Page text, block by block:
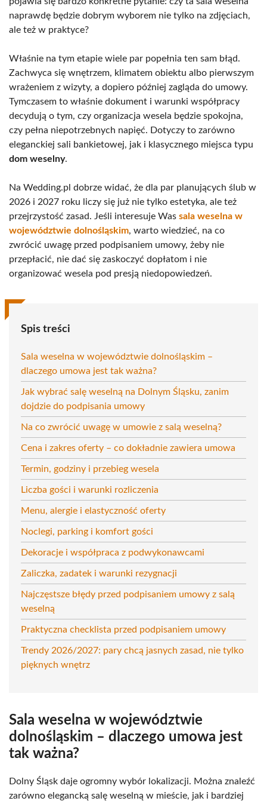
naprawdę będzie dobrym wyborem nie tylko na zdjęciach,
ale też w praktyce?
Właśnie na tym etapie wiele par popełnia ten sam błąd.
Zachwyca się wnętrzem, klimatem obiektu albo pierwszym
wrażeniem z wizyty, a dopiero później zagląda do umowy.
Tymczasem to właśnie dokument i warunki współpracy
decydują o tym, czy organizacja wesela będzie spokojna,
czy pełna niepotrzebnych napięć. Dotyczy to zarówno
eleganckiej sali bankietowej, jak i klasycznego miejsca typu
dom weselny.
Na Wedding.pl dobrze widać, że dla par planujących ślub w
2026 i 2027 roku liczy się już nie tylko estetyka, ale też
przejrzystość zasad. Jeśli interesuje Was sala weselna w
województwie dolnośląskim, warto wiedzieć, na co
zwrócić uwagę przed podpisaniem umowy, żeby nie
przepłacić, nie dać się zaskoczyć dopłatom i nie
organizować wesela pod presją niedopowiedzeń.
Spis treści
Sala weselna w województwie dolnośląskim –
dlaczego umowa jest tak ważna?
Jak wybrać salę weselną na Dolnym Śląsku, zanim
dojdzie do podpisania umowy
Na co zwrócić uwagę w umowie z salą weselną?
Cena i zakres oferty – co dokładnie zawiera umowa
Termin, godziny i przebieg wesela
Liczba gości i warunki rozliczenia
Menu, alergie i elastyczność oferty
Noclegi, parking i komfort gości
Dekoracje i współpraca z podwykonawcami
Zaliczka, zadatek i warunki rezygnacji
Najczęstsze błędy przed podpisaniem umowy z salą
weselną
Praktyczna checklista przed podpisaniem umowy
Trendy 2026/2027: pary chcą jasnych zasad, nie tylko
pięknych wnętrz
Sala weselna w województwie
dolnośląskim – dlaczego umowa jest
tak ważna?
Dolny Śląsk daje ogromny wybór lokalizacji. Można znaleźć
zarówno elegancką salę weselną w mieście, jak i bardziej